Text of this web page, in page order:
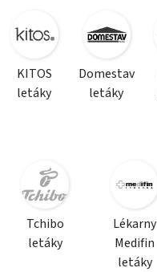
KITOS
letáky
Domestav
letáky
Tchibo
letáky
Lékarny
Medifin
letáky